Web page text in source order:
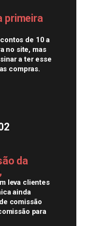
primeira
de 10 a
no site, mas
a ter esse
compras.
da
leva clientes
ainda
comissão
para